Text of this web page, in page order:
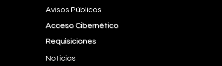
Avisos Públicos
Acceso Cibernético
Requisiciones
Noticias